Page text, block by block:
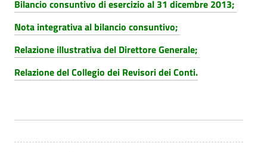
Bilancio consuntivo di esercizio al 31 dicembre 2013;
Nota integrativa al bilancio consuntivo;
Relazione illustrativa del Direttore Generale;
Relazione del Collegio dei Revisori dei Conti.